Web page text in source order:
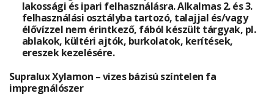
lakossági és ipari felhasználásra. Alkalmas 2. és 3.
felhasználási osztályba tartozó, talajjal és/vagy
élővízzel nem érintkező, fából készült tárgyak, pl.
ablakok, kültéri ajtók, burkolatok, kerítések,
ereszek kezelésére.
Supralux Xylamon – vizes bázisú színtelen fa
impregnálószer